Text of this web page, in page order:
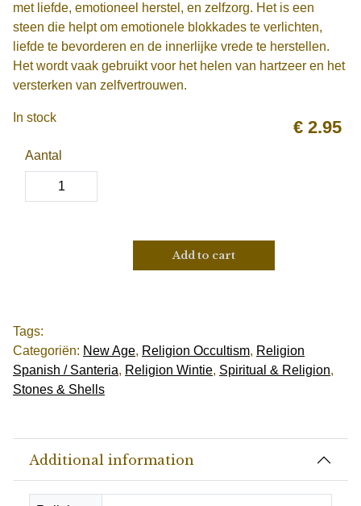
met liefde, emotioneel herstel, en zelfzorg. Het is een
steen die helpt om emotionele blokkades te verlichten,
liefde te bevorderen en de innerlijke vrede te herstellen.
Het wordt vaak gebruikt voor het helen van hartzeer en het
versterken van zelfvertrouwen.
€ 2.95
In stock
Aantal
Add to cart
Tags:
Categoriën: New Age, Religion Occultism, Religion
Spanish / Santeria, Religion Wintie, Spiritual & Religion,
Stones & Shells
Additional information